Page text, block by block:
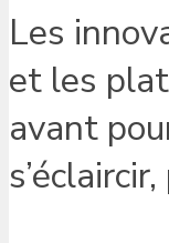
Les
et les
avant